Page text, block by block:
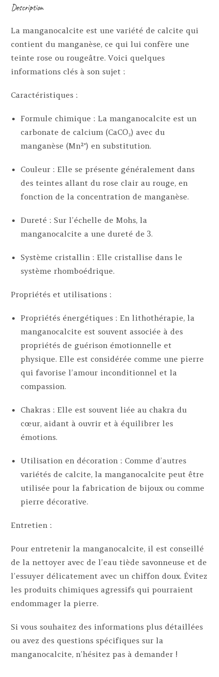
Description
La manganocalcite est une variété de calcite qui
contient du manganèse, ce qui lui confère une
teinte rose ou rougeâtre. Voici quelques
informations clés à son sujet :
Caractéristiques :
Formule chimique : La manganocalcite est un
carbonate de calcium (CaCO₃) avec du
manganèse (Mn²⁺) en substitution.
Couleur : Elle se présente généralement dans
des teintes allant du rose clair au rouge, en
fonction de la concentration de manganèse.
Dureté : Sur l’échelle de Mohs, la
manganocalcite a une dureté de 3.
Système cristallin : Elle cristallise dans le
système rhomboédrique.
Propriétés et utilisations :
Propriétés énergétiques : En lithothérapie, la
manganocalcite est souvent associée à des
propriétés de guérison émotionnelle et
physique. Elle est considérée comme une pierre
qui favorise l’amour inconditionnel et la
compassion.
Chakras : Elle est souvent liée au chakra du
cœur, aidant à ouvrir et à équilibrer les
émotions.
Utilisation en décoration : Comme d’autres
variétés de calcite, la manganocalcite peut être
utilisée pour la fabrication de bijoux ou comme
pierre décorative.
Entretien :
Pour entretenir la manganocalcite, il est conseillé
de la nettoyer avec de l’eau tiède savonneuse et de
l’essuyer délicatement avec un chiffon doux. Évitez
les produits chimiques agressifs qui pourraient
endommager la pierre.
Si vous souhaitez des informations plus détaillées
ou avez des questions spécifiques sur la
manganocalcite, n’hésitez pas à demander !